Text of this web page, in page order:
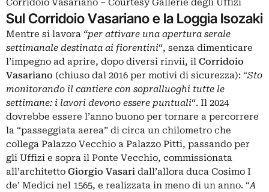
Corridoio Vasariano – Courtesy Gallerie degli Uffizi
Sul Corridoio Vasariano e la Loggia Isozaki
Mentre si lavora “per attivare una apertura serale
settimanale destinata ai fiorentini“, senza dimenticare
l’impegno ad aprire, dopo diversi rinvii, il Corridoio
Vasariano (chiuso dal 2016 per motivi di sicurezza): “Sto
monitorando il cantiere con sopralluoghi tutte le
settimane: i lavori devono essere puntuali“. Il 2024
dovrebbe essere l’anno buono per tornare a percorrere
la “passeggiata aerea” di circa un chilometro che
collega Palazzo Vecchio a Palazzo Pitti, passando per
gli Uffizi e sopra il Ponte Vecchio, commissionata
all’architetto Giorgio Vasari dall’allora duca Cosimo I
de’ Medici nel 1565, e realizzata in meno di un anno. “A